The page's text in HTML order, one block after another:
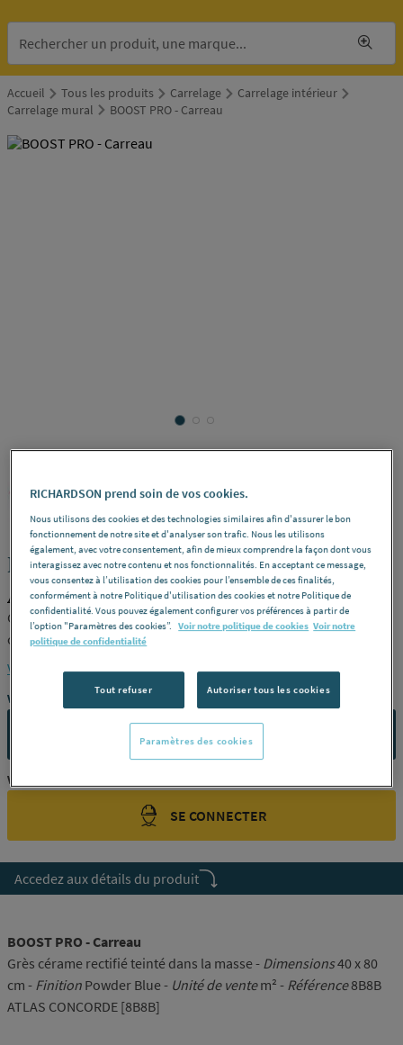
Accueil Tous les produits Carrelage
Carrelage intérieur
Carrelage mural
BOOST PRO - Carreau
REF : 287A9
BOOST PRO - Carreau
ATLAS CONCORDE 8B8B
Grès cérame rectifié teinté dans la masse -Dimensions40 x 80
cm -FinitionPowder Blue -
Voir la description complète
Vous avez un projet ?
CONTACTEZ-NOUS
Vous êtes un professionnel ?
SE CONNECTER
Accedez aux détails du produit
BOOST PRO - Carreau
Grès cérame rectifié teinté dans la masse - Dimensions40 x 80
cm - Finition Powder Blue - Unité de ventem² - Référence8B8B
ATLAS CONCORDE [8B8B]
RICHARDSON prend soin de vos cookies.
Nous utilisons des cookies et des technologies similaires afin d'assurer le bon
fonctionnement de notre site et d'analyser son trafic. Nous les utilisons
également, avec votre consentement, afin de mieux comprendre la façon dont vous
interagissez avec notre contenu et nos fonctionnalités. En acceptant ce message,
vous consentez à l’utilisation des cookies pour l’ensemble de ces finalités,
conformément à notre Politique d'utilisation des cookies et notre Politique de
confidentialité. Vous pouvez également configurer vos préférences à partir de
l’option "Paramètres des cookies”. Voir notre politique de cookies Voir notre
politique de confidentialité
Tout refuser Autoriser tous les cookies
Paramètres des cookies